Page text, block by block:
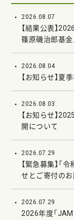
2026.08.07
【結果公表】
篠原磯治郎基金
2026.08.04
【お知らせ】夏
2026.08.03
【お知らせ】
開について
2026.07.29
【緊急募集】「
せとご寄付のお
2026.07.29
2026年度「